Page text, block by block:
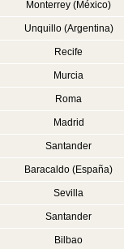
Monterrey (México)
Unquillo (Argentina)
Recife
Murcia
Roma
Madrid
Santander
Baracaldo (España)
Sevilla
Santander
Bilbao